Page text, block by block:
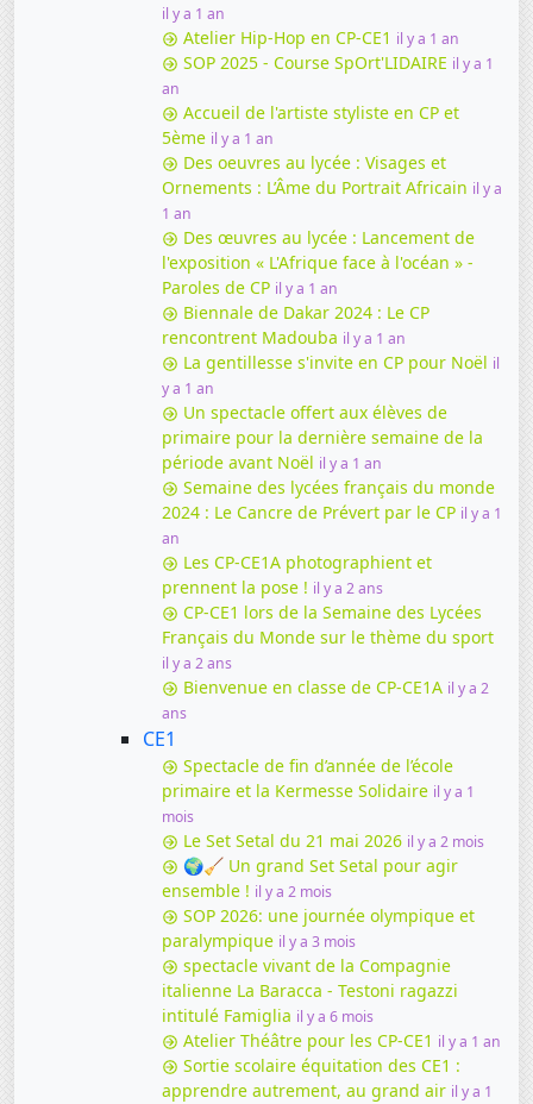
il y a 1 an
Atelier Hip-Hop en CP-CE1 il y a 1 an
SOP 2025 - Course SpOrt'LIDAIRE il y a 1
an
Accueil de l'artiste styliste en CP et
5ème il y a 1 an
Des oeuvres au lycée : Visages et
Ornements : L’Âme du Portrait Africain il y a
1 an
Des œuvres au lycée : Lancement de
l'exposition « L'Afrique face à l'océan » -
Paroles de CP il y a 1 an
Biennale de Dakar 2024 : Le CP
rencontrent Madouba il y a 1 an
La gentillesse s'invite en CP pour Noël il
y a 1 an
Un spectacle offert aux élèves de
primaire pour la dernière semaine de la
période avant Noël il y a 1 an
Semaine des lycées français du monde
2024 : Le Cancre de Prévert par le CP il y a 1
an
Les CP-CE1A photographient et
prennent la pose ! il y a 2 ans
CP-CE1 lors de la Semaine des Lycées
Français du Monde sur le thème du sport
il y a 2 ans
Bienvenue en classe de CP-CE1A il y a 2
ans
CE1
Spectacle de fin d’année de l’école
primaire et la Kermesse Solidaire il y a 1
mois
Le Set Setal du 21 mai 2026 il y a 2 mois
🌍🧹 Un grand Set Setal pour agir
ensemble ! il y a 2 mois
SOP 2026: une journée olympique et
paralympique il y a 3 mois
spectacle vivant de la Compagnie
italienne La Baracca - Testoni ragazzi
intitulé Famiglia il y a 6 mois
Atelier Théâtre pour les CP-CE1 il y a 1 an
Sortie scolaire équitation des CE1 :
apprendre autrement, au grand air il y a 1